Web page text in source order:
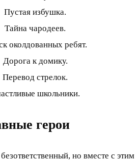
Пустая избушка.
Тайна чародеев.
околдованных ребят.
Дорога к домику.
Перевод стрелок.
школьники.
герои
но вместе с этим